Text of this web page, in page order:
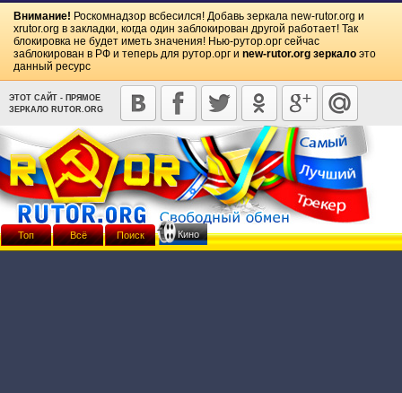
Внимание! Роскомнадзор всбесился! Добавь зеркала new-rutor.org и
xrutor.org в закладки, когда один заблокирован другой работает! Так
блокировка не будет иметь значения! Нью-рутор.орг сейчас
заблокирован в РФ и теперь для рутор.орг и new-rutor.org зеркало это
данный ресурс
ЭТОТ САЙТ - ПРЯМОЕ
ЗЕРКАЛО RUTOR.ORG